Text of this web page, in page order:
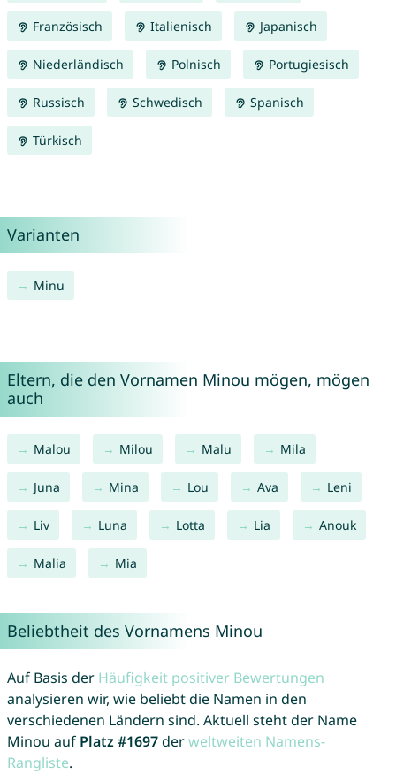
Französisch Italienisch Japanisch
Niederländisch Polnisch Portugiesisch
Russisch Schwedisch Spanisch
Türkisch
Varianten
Minu
Eltern, die den Vornamen Minou mögen, mögen
auch
Malou Milou Malu Mila
Juna Mina Lou Ava Leni
Liv Luna Lotta Lia Anouk
Malia Mia
Beliebtheit des Vornamens Minou
Auf Basis der Häufigkeit positiver Bewertungen
analysieren wir, wie beliebt die Namen in den
verschiedenen Ländern sind. Aktuell steht der Name
Minou auf Platz #1697derweltweiten Namens-
Rangliste.